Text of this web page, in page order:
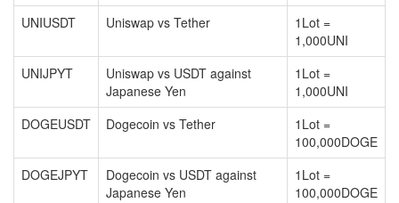
UNIUSDT
Uniswap vs Tether
1Lot =
1,000UNI
UNIJPYT
Uniswap vs USDT against
Japanese Yen
1Lot =
1,000UNI
DOGEUSDT
Dogecoin vs Tether
1Lot =
100,000DOGE
DOGEJPYT
Dogecoin vs USDT against
Japanese Yen
1Lot =
100,000DOGE